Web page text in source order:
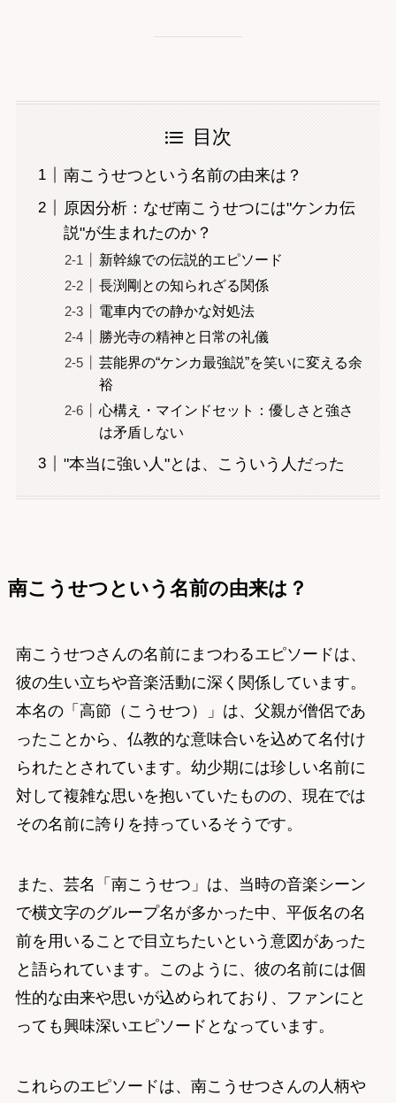
目次
南こうせつという名前の由来は？
原因分析：なぜ南こうせつには"ケンカ伝
説"が生まれたのか？
新幹線での伝説的エピソード
長渕剛との知られざる関係
電車内での静かな対処法
勝光寺の精神と日常の礼儀
芸能界の“ケンカ最強説”を笑いに変える余
裕
心構え・マインドセット：優しさと強さ
は矛盾しない
"本当に強い人"とは、こういう人だった
南こうせつという名前の由来は？
南こうせつさんの名前にまつわるエピソードは、
彼の生い立ちや音楽活動に深く関係しています。
本名の「高節（こうせつ）」は、父親が僧侶であ
ったことから、仏教的な意味合いを込めて名付け
られたとされています。幼少期には珍しい名前に
対して複雑な思いを抱いていたものの、現在では
その名前に誇りを持っているそうです。
また、芸名「南こうせつ」は、当時の音楽シーン
で横文字のグループ名が多かった中、平仮名の名
前を用いることで目立ちたいという意図があった
と語られています。このように、彼の名前には個
性的な由来や思いが込められており、ファンにと
っても興味深いエピソードとなっています。
これらのエピソードは、南こうせつさんの人柄や